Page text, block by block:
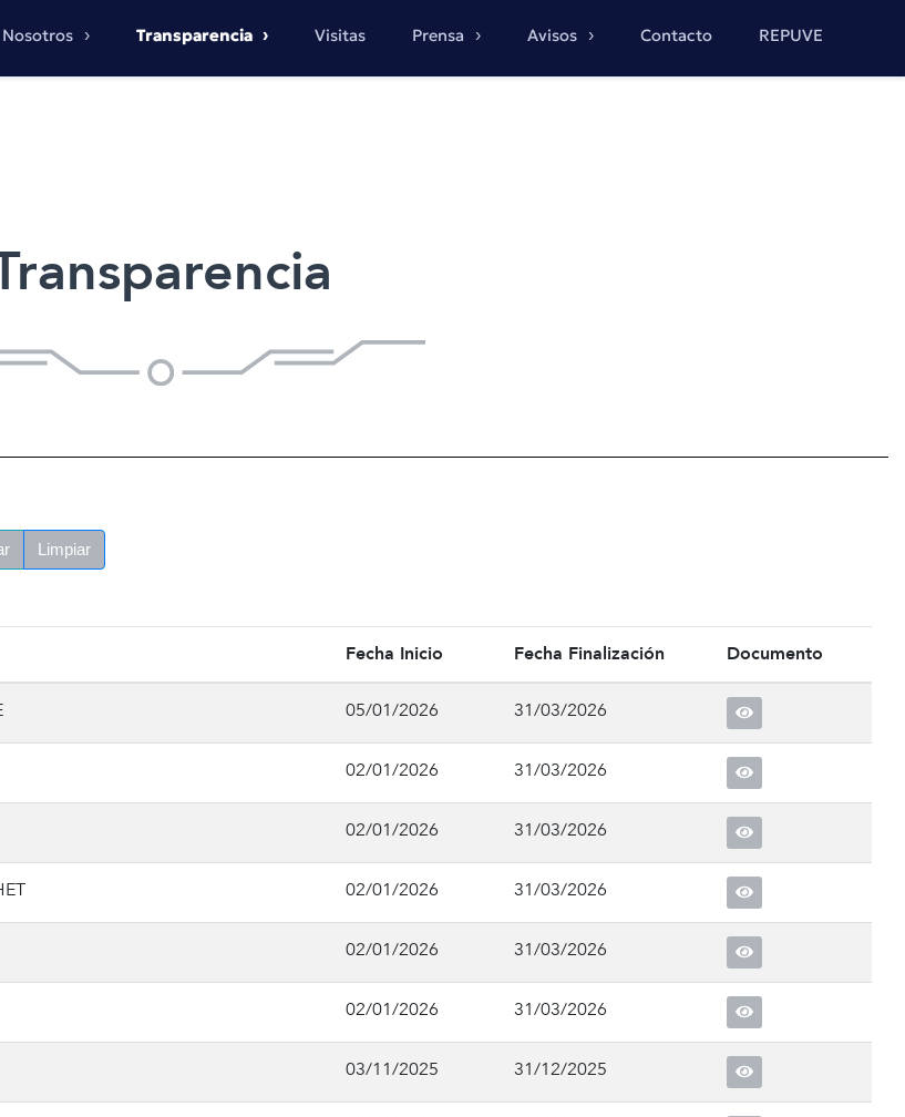
Nosotros Transparencia Visitas Prensa Avisos Contacto REPUVE
Limpiar
Fecha Inicio Fecha Finalización Documento
05/01/2026 31/03/2026
02/01/2026 31/03/2026
02/01/2026 31/03/2026
02/01/2026 31/03/2026
02/01/2026 31/03/2026
02/01/2026 31/03/2026
03/11/2025 31/12/2025